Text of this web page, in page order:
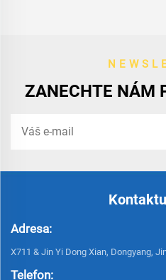
ZANECHTE NÁM
Adresa:
X711 & Jin Yi Dong Xian, Dongyang,
Telefon: